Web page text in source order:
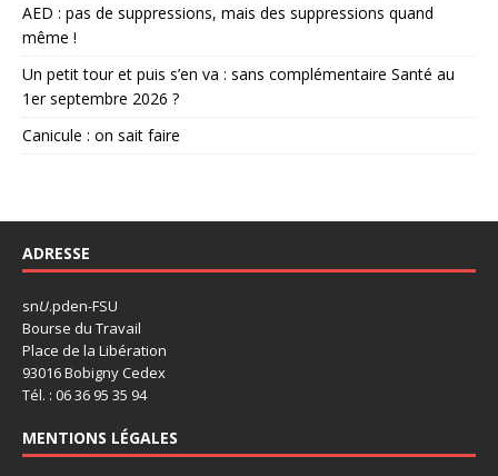
AED : pas de suppressions, mais des suppressions quand
même !
Un petit tour et puis s’en va : sans complémentaire Santé au
1er septembre 2026 ?
Canicule : on sait faire
ADRESSE
snU.pden-FSU
Bourse du Travail
Place de la Libération
93016 Bobigny Cedex
Tél. : 06 36 95 35 94
MENTIONS LÉGALES